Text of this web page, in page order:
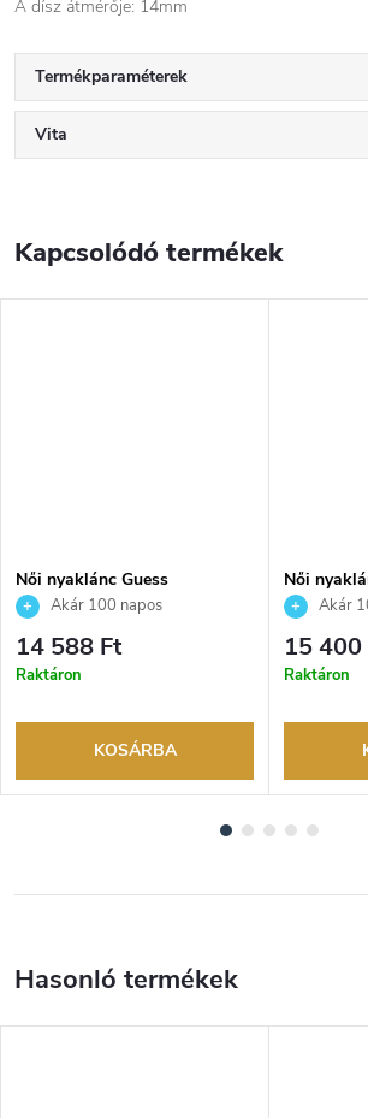
A dísz átmérője: 14mm
Termékparaméterek
Vita
Kapcsolódó termékek
Női nyaklánc Guess
JUBN02245JWRHAQT
Akár 100 napos
visszaküldési lehetőség. Hivatalos
márkakereskedő.
14 588 Ft
Raktáron
KOSÁRBA
Női
Akár
15 400
Raktáron